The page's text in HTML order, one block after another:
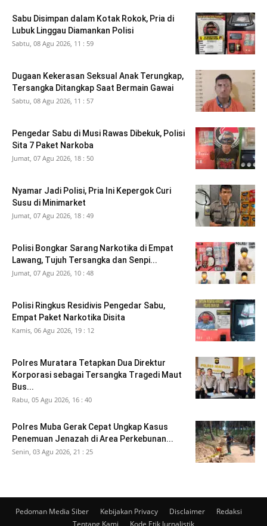
Sabu Disimpan dalam Kotak Rokok, Pria di
Lubuk Linggau Diamankan Polisi
Sabtu, 08 Agu 2026, 11 : 59
Dugaan Kekerasan Seksual Anak Terungkap,
Tersangka Ditangkap Saat Bermain Gawai
Sabtu, 08 Agu 2026, 11 : 57
Pengedar Sabu di Musi Rawas Dibekuk, Polisi
Sita 7 Paket Narkoba
Jumat, 07 Agu 2026, 18 : 50
Nyamar Jadi Polisi, Pria Ini Kepergok Curi
Susu di Minimarket
Jumat, 07 Agu 2026, 18 : 49
Polisi Bongkar Sarang Narkotika di Empat
Lawang, Tujuh Tersangka dan Senpi...
Jumat, 07 Agu 2026, 10 : 48
Polisi Ringkus Residivis Pengedar Sabu,
Empat Paket Narkotika Disita
Kamis, 06 Agu 2026, 19 : 12
Polres Muratara Tetapkan Dua Direktur
Korporasi sebagai Tersangka Tragedi Maut
Bus...
Rabu, 05 Agu 2026, 16 : 40
Polres Muba Gerak Cepat Ungkap Kasus
Penemuan Jenazah di Area Perkebunan...
Senin, 03 Agu 2026, 21 : 25
Pedoman Media Siber Kebijakan Privacy Disclaimer
Redaksi
Tentang Kami
Kode Etik Jurnalistik